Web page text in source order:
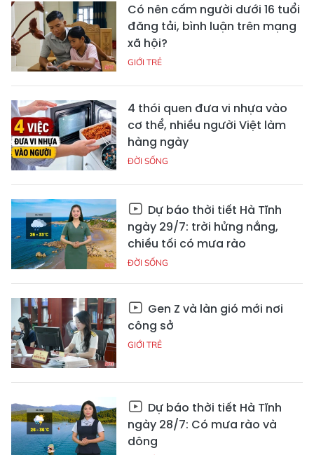
Có nên cấm người dưới 16 tuổi
đăng tải, bình luận trên mạng
xã hội?
GIỚI TRẺ
4 thói quen đưa vi nhựa vào
cơ thể, nhiều người Việt làm
hàng ngày
ĐỜI SỐNG
Dự báo thời tiết Hà Tĩnh
ngày 29/7: trời hửng nắng,
chiều tối có mưa rào
ĐỜI SỐNG
Gen Z và làn gió mới nơi
công sở
GIỚI TRẺ
Dự báo thời tiết Hà Tĩnh
ngày 28/7: Có mưa rào và
dông